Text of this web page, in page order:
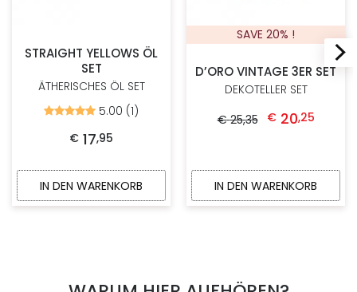
STRAIGHT YELLOWS ÖL
SET
ÄTHERISCHES ÖL SET
Bewertet
5.00
von
5.00 (1)
€ 17,95
IN DEN WARENKORB
SAVE 20% !
D’ORO VINTAGE 3ER SET
DEKOTELLER SET
€ 25,35
Ursprünglicher Preis war: € 25,35
€ 20,25
IN DEN WARENKORB